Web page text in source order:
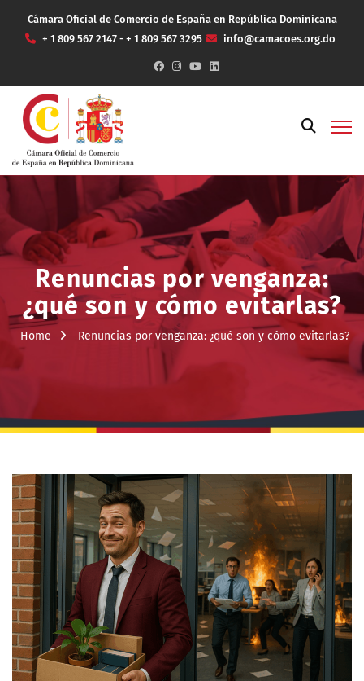
Cámara Oficial de Comercio de España en República Dominicana
+ 1 809 567 2147 - + 1 809 567 3295
info@camacoes.org.do
Renuncias por venganza:
¿qué son y cómo evitarlas?
Home Renuncias por venganza: ¿qué son y cómo evitarlas?